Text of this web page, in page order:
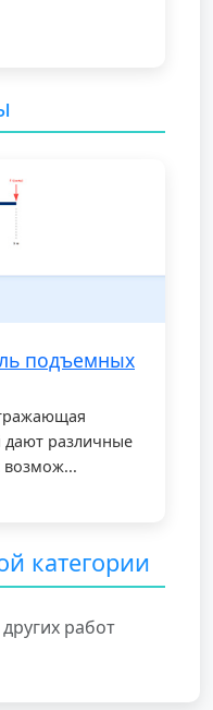
подъемных
различные
категории
работ